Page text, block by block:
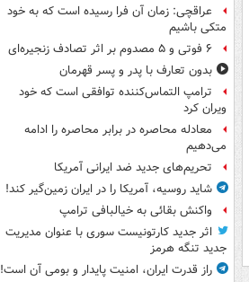
عراقچی: زمان آن فرا رسیده است که به خود
متکی باشیم
۶ فوتی و ۵ مصدوم بر اثر تصادف زنجیره‌ای
بدون تعارف با پدر و پسر قهرمان
ترامپ التماس‌کننده توافقی است که خود
ویران کرد
معادله محاصره در برابر محاصره را ادامه
می‌دهیم
تحریم‌های جدید ضد ایرانی آمریکا
شاید روسیه، آمریکا را در ایران زمین‌گیر کند!
واکنش بقائی به خیالبافی ترامپ
اثر جدید کارتونیست سوری با عنوان مدیریت
جدید تنگه هرمز
راز قدرت ایران، امنیت پایدار و بومی آن است!